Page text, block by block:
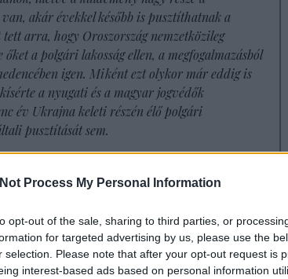
Process My Personal Information
opt-out of the sale, sharing to third parties, or
for targeted advertising by us, please use the
selection. Please note that after your opt-out request is
interest-based ads based on personal information
akár évekkel később is pusztíthatnak a
arra, hogy Oroszország nemzetközileg
a polgári lakosság ellen, a megfogalmazásból
igen. Miként ezt olykor már eddig is
a nyugati és a magyar jogvédők
év Ukrajna keleti részén élő polgári
pusztítását sem.
az elmúlt hetekben az ukrajnai államfő azért
kapjon a NATO-ba való felvétel időpontjára.
formulában állapodjanak meg a
adhatná el odahaza a nagy tavaszi